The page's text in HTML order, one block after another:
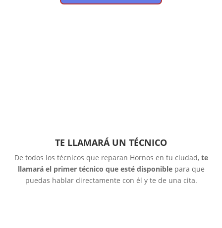
TE LLAMARÁ UN TÉCNICO
De todos los técnicos que reparan Hornos en tu ciudad, te
llamará el primer técnico que esté disponiblepara que
puedas hablar directamente con él y te de una cita.